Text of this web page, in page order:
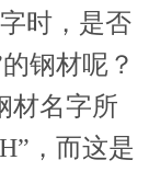
时，是否
钢材呢？
材名字所
，而这是